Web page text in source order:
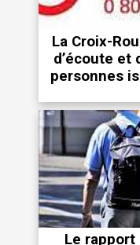
La Croix-
d’écoute et
personnes
Le rapport